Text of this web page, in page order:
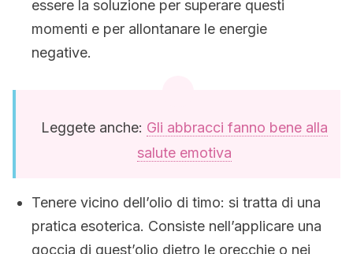
essere la soluzione per superare questi
momenti e per allontanare le energie
negative.
Leggete anche: Gli abbracci fanno bene alla
salute emotiva
Tenere vicino dell’olio di timo: si tratta di una
pratica esoterica. Consiste nell’applicare una
goccia di quest’olio dietro le orecchie o nei